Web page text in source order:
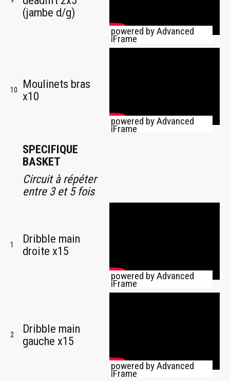
(jambe d/g)
powered by Advanced
iFrame
10
Moulinets bras
x10
powered by Advanced
iFrame
SPECIFIQUE
BASKET
Circuit à répéter
entre 3 et 5 fois
1
Dribble main
droite x15
powered by Advanced
iFrame
2
Dribble main
gauche x15
powered by Advanced
iFrame